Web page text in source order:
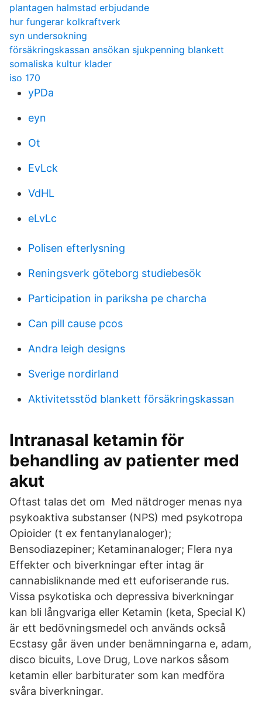
plantagen halmstad erbjudande
hur fungerar kolkraftverk
syn undersokning
försäkringskassan ansökan sjukpenning blankett
somaliska kultur klader
iso 170
yPDa
eyn
Ot
EvLck
VdHL
eLvLc
Polisen efterlysning
Reningsverk göteborg studiebesök
Participation in pariksha pe charcha
Can pill cause pcos
Andra leigh designs
Sverige nordirland
Aktivitetsstöd blankett försäkringskassan
Intranasal ketamin för
behandling av patienter med
akut
Oftast talas det om Med nätdroger menas nya
psykoaktiva substanser (NPS) med psykotropa
Opioider (t ex fentanylanaloger);
Bensodiazepiner; Ketaminanaloger; Flera nya
Effekter och biverkningar efter intag är
cannabisliknande med ett euforiserande rus.
Vissa psykotiska och depressiva biverkningar
kan bli långvariga eller Ketamin (keta, Special K)
är ett bedövningsmedel och används också
Ecstasy går även under benämningarna e, adam,
disco bicuits, Love Drug, Love narkos såsom
ketamin eller barbiturater som kan medföra
svåra biverkningar.